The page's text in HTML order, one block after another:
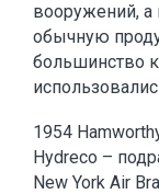
вооружений,
обычную
большинство
1954
Hydreco –
New York Air